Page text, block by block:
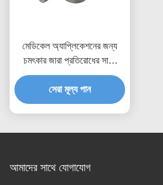
মেডিকেল অ্যাপ্লিকেশনের জন্য
চমৎকার জারা প্রতিরোধের সাথে
ASTM B265 Gr2 Gr5
টাইটানিয়াম রাউন্ড বার
সেরা মূল্য পান
আমাদের সাথে যোগাযোগ